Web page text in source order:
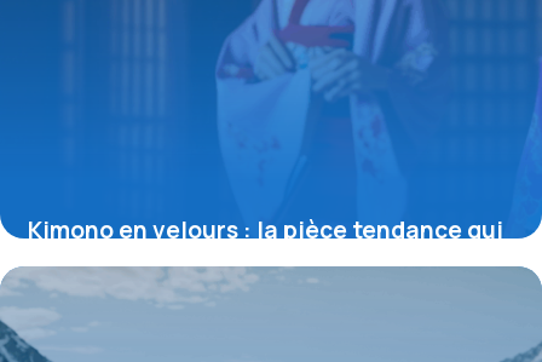
Kimono en velours : la pièce tendance qui
sublime toutes les silhouettes
4 juillet 2025